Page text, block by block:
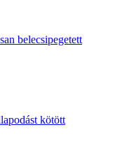
belecsipegetett
kötött